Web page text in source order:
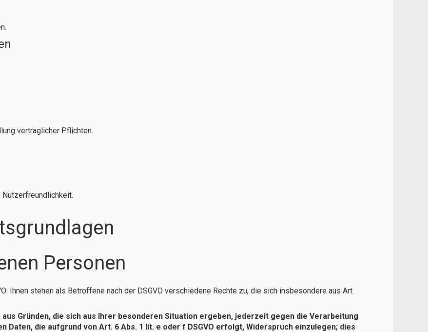
vertraglicher Pflichten.
Personen
Ihnen stehen als Betroffene nach der DSGVO verschiedene Rechte zu, die sich insbesondere aus Art.
Gründen, die sich aus Ihrer besonderen Situation ergeben, jederzeit gegen die Verarbeitung
die aufgrund von Art. 6 Abs. 1 lit. e oder f DSGVO erfolgt, Widerspruch einzulegen; dies